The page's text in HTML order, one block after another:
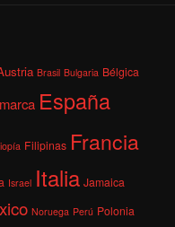
Brasil Bulgaria Bélgica
España
Filipinas Francia
Israel Italia Jamaica
Noruega Perú Polonia